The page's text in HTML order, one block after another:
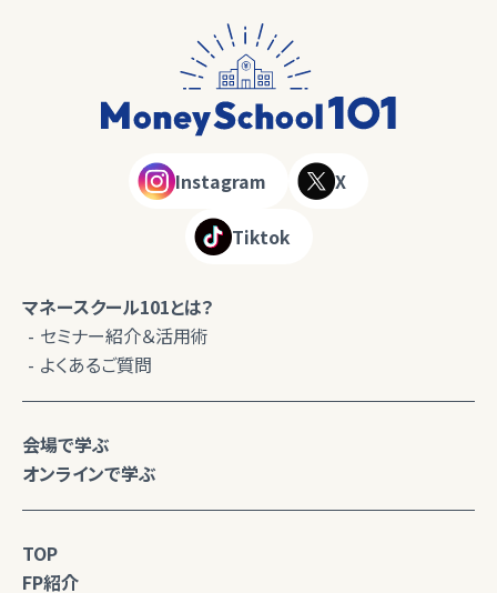
Instagram X
Tiktok
マネースクール101とは？
セミナー紹介＆活用術
よくあるご質問
会場で学ぶ
オンラインで学ぶ
TOP
FP紹介